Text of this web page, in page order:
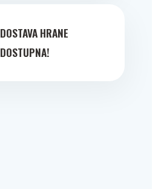
DOSTAVA HRANE
DOSTUPNA!